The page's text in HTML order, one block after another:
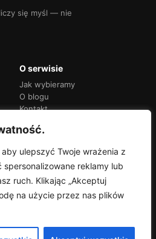
ulepszyć Twoje wrażenia z
reklamy lub
ruch. Klikając „Akceptuj
na użycie przez nas plików
się myśl — nie
O serwisie
Jak wybieramy
O blogu
Kontakt